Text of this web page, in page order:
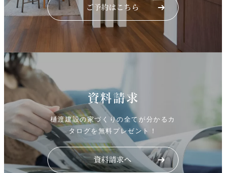
資料請求
樋渡建設の家づくりの全てが分かるカ
タログを無料プレゼント！